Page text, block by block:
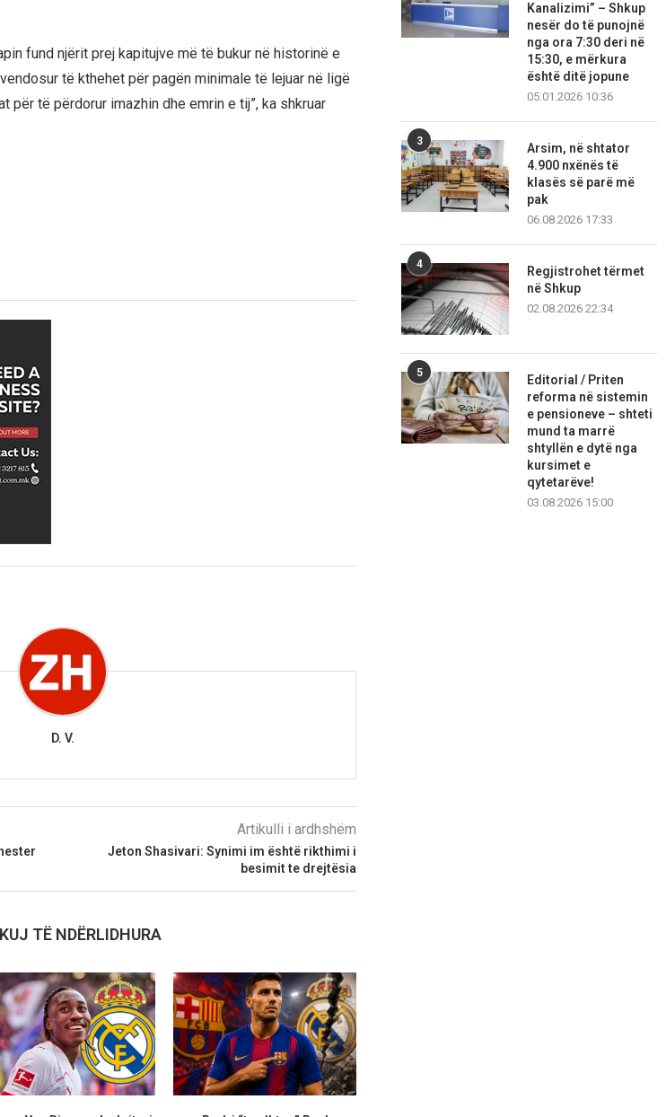
fund njërit prej kapitujve më të bukur në historinë e
të kthehet për pagën minimale të lejuar në ligë
për të përdorur imazhin dhe emrin e tij”, ka shkruar
D. V.
Artikulli i ardhshëm
Jeton Shasivari: Synimi im është rikthimi i
besimit te drejtësia
TË NDËRLIDHURA
Kanalizimi” – Shkup
nesër do të punojnë
nga ora 7:30 deri në
15:30, e mërkura
është ditë jopune
05.01.2026 10:36
3
Arsim, në shtator
4.900 nxënës të
klasës së parë më
pak
06.08.2026 17:33
4
Regjistrohet tërmet
në Shkup
02.08.2026 22:34
5
Editorial / Priten
reforma në sistemin
e pensioneve – shteti
mund ta marrë
shtyllën e dytë nga
kursimet e
qytetarëve!
03.08.2026 15:00